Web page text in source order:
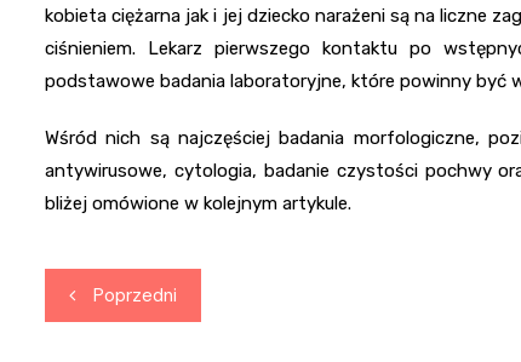
kobieta ciężarna jak i jej dziecko narażeni są na liczne
ciśnieniem. Lekarz pierwszego kontaktu po
podstawowe badania laboratoryjne, które powinny być
Wśród nich są najczęściej badania morfologiczne,
antywirusowe, cytologia, badanie czystości pochwy
bliżej omówione w kolejnym artykule.
Nawigacja
wpisu
Poprzedni